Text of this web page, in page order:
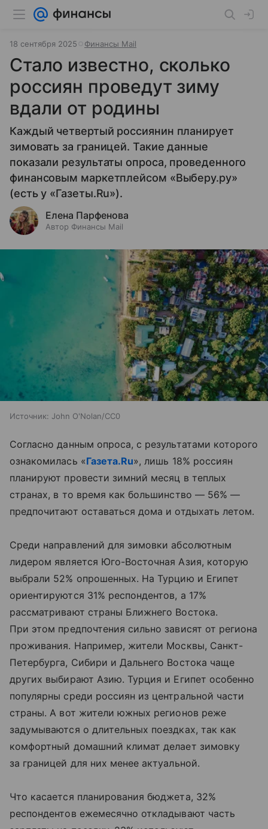
18 сентября 2025 Финансы Mail
Стало известно, сколько
россиян проведут зиму
вдали от родины
Каждый четвертый россиянин планирует
зимовать за границей. Такие данные
показали результаты опроса, проведенного
финансовым маркетплейсом «Выберу.ру»
(есть у «Газеты.Ru»).
Елена Парфенова
Автор Финансы Mail
Источник: John O'Nolan/CC0
Согласно данным опроса, с результатами которого
ознакомилась «Газета.Ru», лишь 18% россиян
планируют провести зимний месяц в теплых
странах, в то время как большинство — 56% —
предпочитают оставаться дома и отдыхать летом.
Среди направлений для зимовки абсолютным
лидером является Юго-Восточная Азия, которую
выбрали 52% опрошенных. На Турцию и Египет
ориентируются 31% респондентов, а 17%
рассматривают страны Ближнего Востока.
При этом предпочтения сильно зависят от региона
проживания. Например, жители Москвы, Санкт-
Петербурга, Сибири и Дальнего Востока чаще
других выбирают Азию. Турция и Египет особенно
популярны среди россиян из центральной части
страны. А вот жители южных регионов реже
задумываются о длительных поездках, так как
комфортный домашний климат делает зимовку
за границей для них менее актуальной.
Что касается планирования бюджета, 32%
респондентов ежемесячно откладывают часть